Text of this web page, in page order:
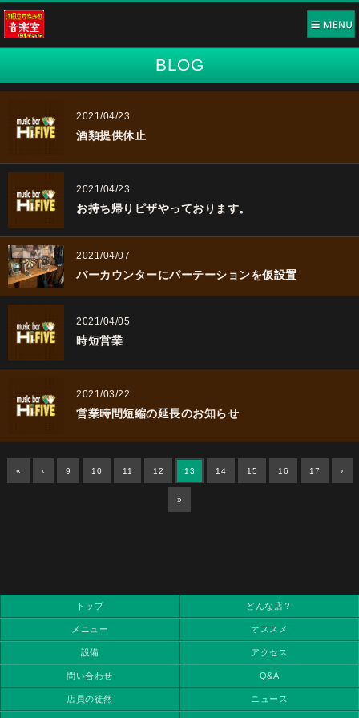
BLOG
2021/04/23
酒類提供休止
2021/04/23
お持ち帰りピザやっております。
2021/04/07
バーカウンターにパーテーションを仮設置
2021/04/05
時短営業
2021/03/22
営業時間短縮の延長のお知らせ
« ‹ 9 10 11 12 13 14 15 16 17 ›
»
トップ どんな店？
メニュー オススメ
設備 アクセス
問い合わせ Q&A
店員の徒然 ニュース